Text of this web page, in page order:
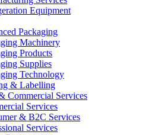
Equipment
Packaging
Machinery
Products
Supplies
Technology
& Labelling
Commercial Services
Services
& B2C Services
Services